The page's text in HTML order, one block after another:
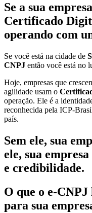
Se a sua
Certificado
operando com
Se você está na cidade de
CNPJ então você está no
Hoje, empresas que
agilidade usam o
operação. Ele é a
reconhecida pela ICP-
país.
Sem ele, sua
ele, sua
e credibilidade.
O que o e-
para sua